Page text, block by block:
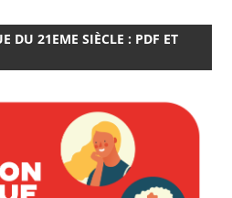
DU 21EME SIÈCLE : PDF ET